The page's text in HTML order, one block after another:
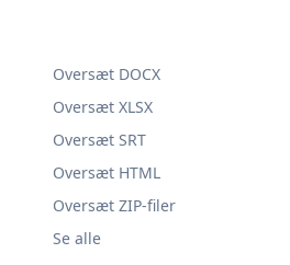
Oversæt DOCX
Oversæt XLSX
Oversæt SRT
Oversæt HTML
Oversæt ZIP-filer
Se alle